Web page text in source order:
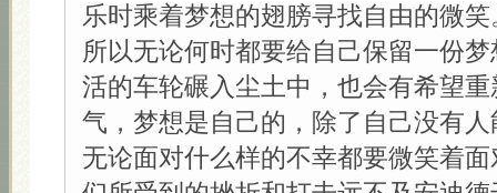
乐时乘着梦想的翅膀寻找自由的微笑
所以无论何时都要给自己保留一份
活的车轮碾入尘土中，也会有希望
气，梦想是自己的，除了自己没有
无论面对什么样的不幸都要微笑着